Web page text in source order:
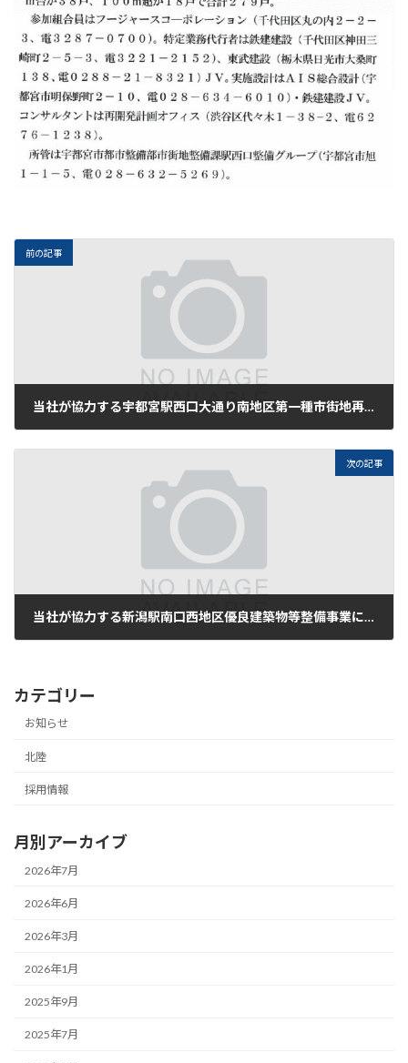
前の記事
当社が協力する宇都宮駅西口大通り南地区第一種市街地再開発事業について、2025年8月27日の栃木建設新聞に掲載されました。
次の記事
当社が協力する新潟駅南口西地区優良建築物等整備事業についてBSN新潟放送ホームページに掲載されました。
カテゴリー
お知らせ
北陸
採用情報
月別アーカイブ
2026年7月
2026年6月
2026年3月
2026年1月
2025年9月
2025年7月